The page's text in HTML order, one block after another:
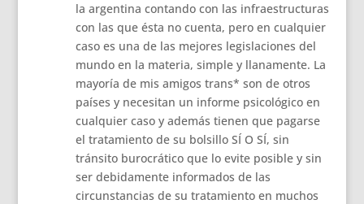
la argentina contando con las infraestructuras
con las que ésta no cuenta, pero en cualquier
caso es una de las mejores legislaciones del
mundo en la materia, simple y llanamente. La
mayoría de mis amigos trans* son de otros
países y necesitan un informe psicológico en
cualquier caso y además tienen que pagarse
el tratamiento de su bolsillo SÍ O SÍ, sin
tránsito burocrático que lo evite posible y sin
ser debidamente informados de las
circunstancias de su tratamiento en muchos